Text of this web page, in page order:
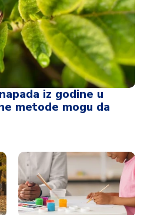
iz godine u
metode mogu da